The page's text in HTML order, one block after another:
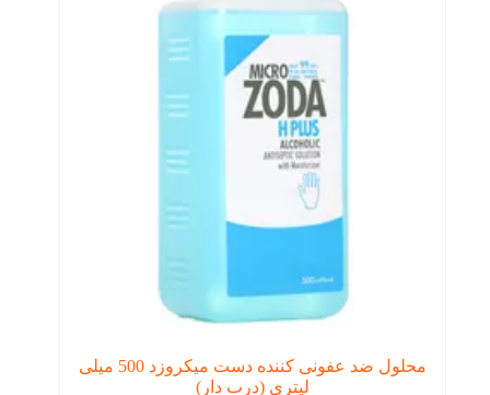
محلول ضد عفونی کننده دست میکروزد 500 میلی
لیتری (درب دار)